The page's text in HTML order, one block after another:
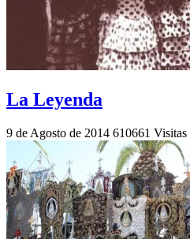
La Leyenda
9 de Agosto de 2014 610661 Visitas